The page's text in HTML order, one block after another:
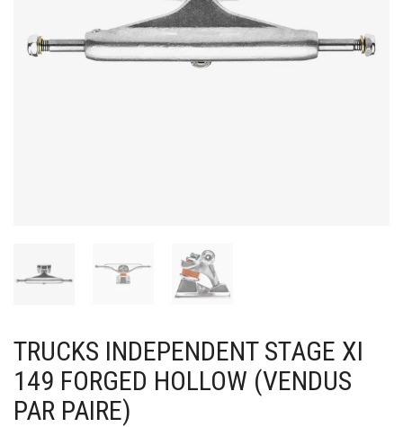
TRUCKS INDEPENDENT STAGE XI
149 FORGED HOLLOW (VENDUS
PAR PAIRE)